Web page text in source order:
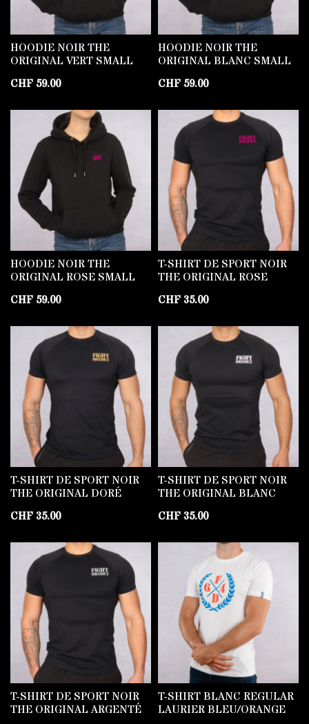
HOODIE NOIR THE
ORIGINAL VERT SMALL
CHF 59.00
HOODIE NOIR THE
ORIGINAL BLANC SMALL
CHF 59.00
HOODIE NOIR THE
ORIGINAL ROSE SMALL
CHF 59.00
T-SHIRT DE SPORT NOIR
THE ORIGINAL ROSE
CHF 35.00
T-SHIRT DE SPORT NOIR
THE ORIGINAL DORÉ
CHF 35.00
T-SHIRT DE SPORT NOIR
THE ORIGINAL BLANC
CHF 35.00
T-SHIRT DE SPORT NOIR
THE ORIGINAL ARGENTÉ
T-SHIRT BLANC REGULAR
LAURIER BLEU/ORANGE